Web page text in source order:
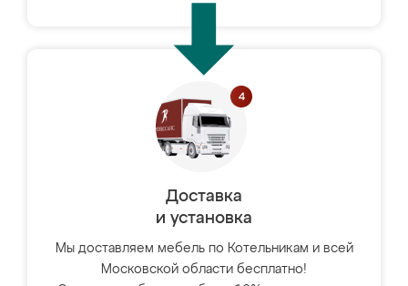
Доставка
и установка
Мы доставляем мебель по Котельникам и всей
Московской области бесплатно!